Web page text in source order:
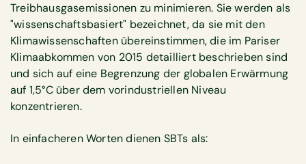
Treibhausgasemissionen zu minimieren. Sie werden als
"wissenschaftsbasiert" bezeichnet, da sie mit den
Klimawissenschaften übereinstimmen, die im Pariser
Klimaabkommen von 2015 detailliert beschrieben sind
und sich auf eine Begrenzung der globalen Erwärmung
auf 1,5°C über dem vorindustriellen Niveau
konzentrieren.
In einfacheren Worten dienen SBTs als: